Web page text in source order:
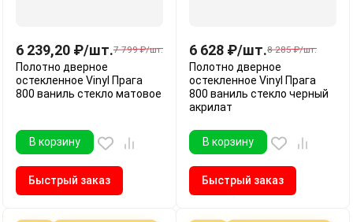
6 239,20 ₽/шт.7 799 ₽/шт.
Полотно дверное
остекленное Vinyl Прага
800 ваниль стекло матовое
В корзину
Быстрый заказ
6 628 ₽/шт.8 285 ₽/шт.
Полотно дверное
остекленное Vinyl Прага
800 ваниль стекло черный
акрилат
В корзину
Быстрый заказ